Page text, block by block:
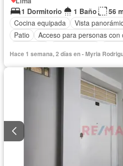
1 Dormitorio
1 Baño
56
Cocina equipada
Vista
Patio
Acceso para personas con
Hace 1 semana, 2 días en - Myria